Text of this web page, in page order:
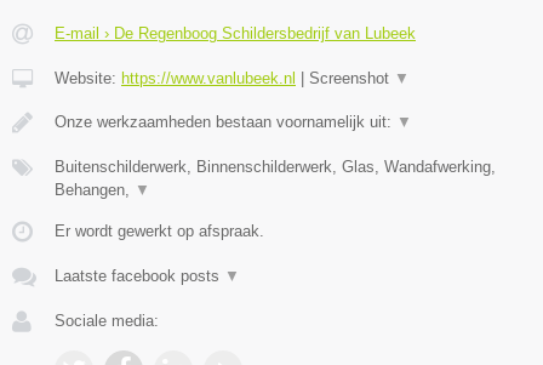
E-mail › De Regenboog Schildersbedrijf van Lubeek
Website: https://www.vanlubeek.nl | Screenshot ▼
Onze werkzaamheden bestaan voornamelijk uit: ▼
Buitenschilderwerk, Binnenschilderwerk, Glas, Wandafwerking,
Behangen,
▼
Er wordt gewerkt op afspraak.
Laatste facebook posts ▼
Sociale media: